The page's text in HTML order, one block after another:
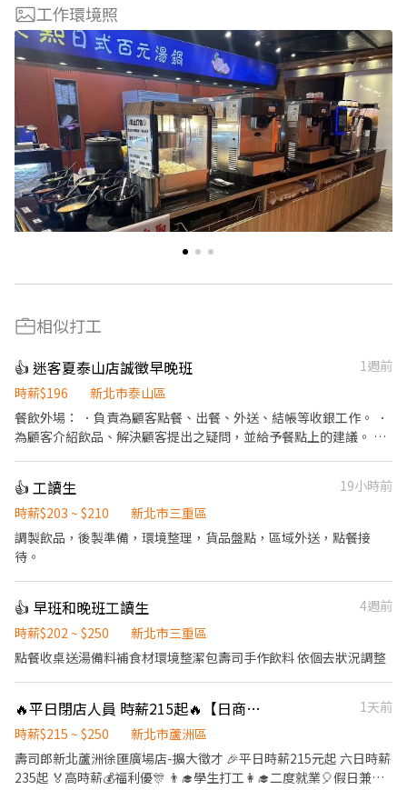
工作環境照
相似打工
👍 迷客夏泰山店誠徵早晚班
1週前
時薪$196
新北市泰山區
餐飲外場： ．負責為顧客點餐、出餐、外送、結帳等收銀工作。 ．
為顧客介紹飲品、解決顧客提出之疑問，並給予餐點上的建議。 ．
👍 工讀生
19小時前
時薪$203 ~ $210
新北市三重區
調製飲品，後製準備，環境整理，貨品盤點，區域外送，點餐接
待。
👍 早班和晚班工讀生
4週前
時薪$202 ~ $250
新北市三重區
點餐收桌送湯備料補食材環境整潔包壽司手作飲料 依個去狀況調整
🔥平日閉店人員 時薪215起🔥【日商 壽司郎 蘆洲徐匯廣場店 兼職人員】
1天前
時薪$215 ~ $250
新北市蘆洲區
壽司郎新北蘆洲徐匯廣場店-擴大徵才 🎉平日時薪215元起 六日時薪
235起 🏅高時薪💰福利優🎊 👨‍🎓學生打工👩‍🎓二度就業🎈假日兼職